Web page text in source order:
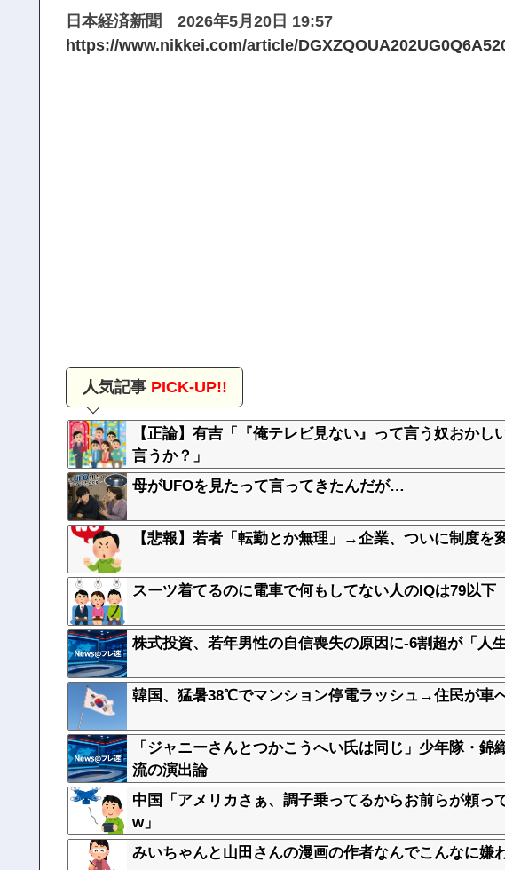
日本経済新聞 2026年5月20日 19:57
https://www.nikkei.com/article/
人気記事PICK-UP!!
【正論】有吉「『俺テレビ見ない』って言う奴おか
言うか？」
母がUFOを見たって言ってきたんだが…
【悲報】若者「転勤とか無理」→企業、ついに制度を
スーツ着てるのに電車で何もしてない人のIQは79以下
株式投資、若年男性の自信喪失の原因に-6割超が「人
韓国、猛暑38℃でマンション停電ラッシュ→住民が車
「ジャニーさんとつかこうへい氏は同じ」少年隊・
流の演出論
中国「アメリカさぁ、調子乗ってるからお前らが頼っ
w」
みいちゃんと山田さんの漫画の作者なんでこんなに嫌